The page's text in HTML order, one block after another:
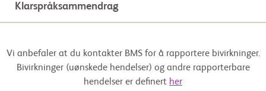
Klarspråksammendrag
Vi anbefaler at du kontakter BMS for å rapportere bivirkninger.
Bivirkninger (uønskede hendelser) og andre rapporterbare
hendelser er definert her